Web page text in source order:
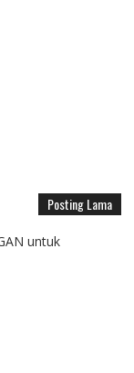
Posting Lama
untuk